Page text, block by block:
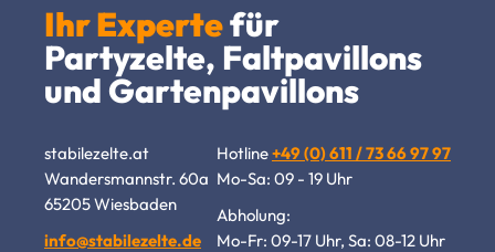
Ihr Expertefür
Partyzelte, Faltpavillons
und Gartenpavillons
stabilezelte.at
Wandersmannstr. 60a
65205 Wiesbaden
info@stabilezelte.de
Hotline+49 (0) 611 / 73 66 97 97
Mo-Sa: 09 - 19 Uhr
Abholung:
Mo-Fr: 09-17 Uhr, Sa: 08-12 Uhr